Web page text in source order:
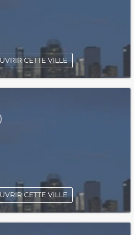
CETTE VILLE
CETTE VILLE